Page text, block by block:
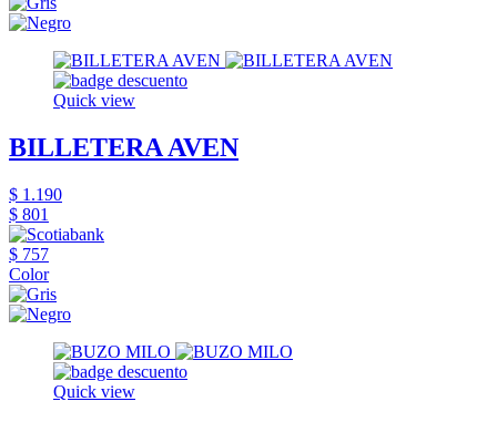
Quick view
BILLETERA AVEN
$ 1.190
$ 801
$ 757
Color
Quick view